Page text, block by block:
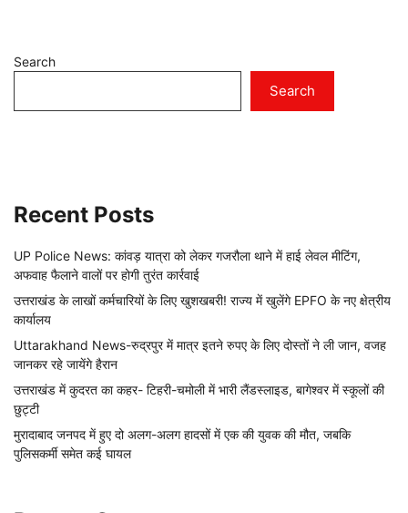
Search
Search
Recent Posts
UP Police News: कांवड़ यात्रा को लेकर गजरौला थाने में हाई लेवल मीटिंग,
अफवाह फैलाने वालों पर होगी तुरंत कार्रवाई
उत्तराखंड के लाखों कर्मचारियों के लिए खुशखबरी! राज्य में खुलेंगे EPFO के नए क्षेत्रीय
कार्यालय
Uttarakhand News-रुद्रपुर में मात्र इतने रुपए के लिए दोस्तों ने ली जान, वजह
जानकर रहे जायेंगे हैरान
उत्तराखंड में कुदरत का कहर- टिहरी-चमोली में भारी लैंडस्लाइड, बागेश्वर में स्कूलों की
छुट्टी
मुरादाबाद जनपद में हुए दो अलग-अलग हादसों में एक की युवक की मौत, जबकि
पुलिसकर्मी समेत कई घायल